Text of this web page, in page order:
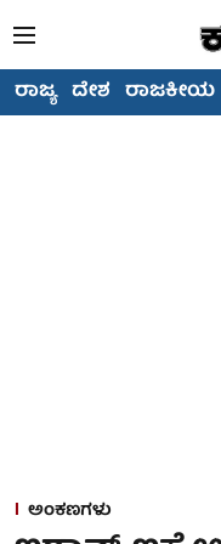
ರಾಜ್ಯ ದೇಶ ರಾಜಕೀಯ
ಅಂಕಣಗಳು